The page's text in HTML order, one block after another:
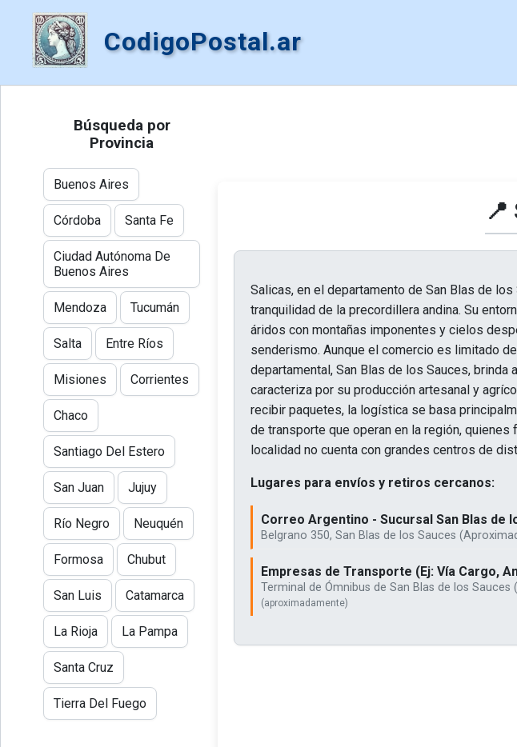
CodigoPostal.ar
📍
Salicas, en el departamento de San Blas de
tranquilidad de la precordillera andina. Su
áridos con montañas imponentes y cielos
senderismo. Aunque el comercio es limitado
departamental, San Blas de los Sauces,
caracteriza por su producción artesanal y
recibir paquetes, la logística se basa
de transporte que operan en la región,
localidad no cuenta con grandes centros de
Lugares para envíos y retiros cercanos:
Correo Argentino - Sucursal San Blas de
Belgrano 350, San Blas de los Sauces
Empresas de Transporte (Ej: Vía Cargo,
Terminal de Ómnibus de San Blas de los
(aproximadamente)
Búsqueda por
Provincia
Buenos Aires
Córdoba Santa Fe
Ciudad Autónoma De
Buenos Aires
Mendoza Tucumán
Salta Entre Ríos
Misiones Corrientes
Chaco
Santiago Del Estero
San Juan Jujuy
Río Negro Neuquén
Formosa Chubut
San Luis Catamarca
La Rioja La Pampa
Santa Cruz
Tierra Del Fuego